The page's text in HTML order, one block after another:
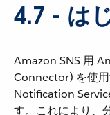
4.7 - は
Amazon SNS 用
Connector) を使
Notification
す。これにより、